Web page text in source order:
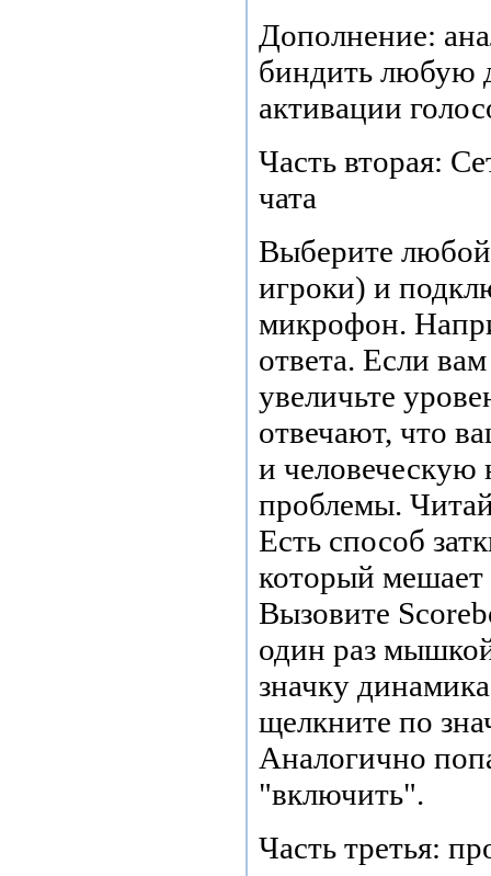
Дополнение:
биндить любую
активации
Часть вторая:
чата
Выберите
игроки) и
микрофон.
ответа. Если
увеличьте
отвечают, что
и человеческую
проблемы.
Есть способ
который мешает
Вызовите
один раз
значку
щелкните по
Аналогично
"включить".
Часть третья: